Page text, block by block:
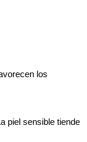
los
piel sensible tiende